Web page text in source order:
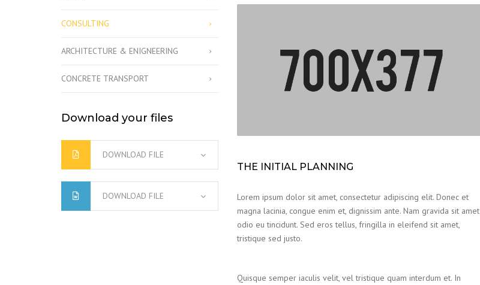
CONSULTING
ARCHITECTURE & ENIGNEERING
CONCRETE TRANSPORT
Download your files
DOWNLOAD FILE
DOWNLOAD FILE
THE INITIAL PLANNING
Lorem ipsum dolor sit amet, consectetur adipiscing elit. Donec et
magna lacinia, congue enim et, dignissim ante. Nam gravida sit amet
odio eu tincidunt. Sed eros tellus, fringilla in eleifend sit amet,
tristique sed justo.
Quisque semper iaculis velit, vel tristique quam interdum et. In